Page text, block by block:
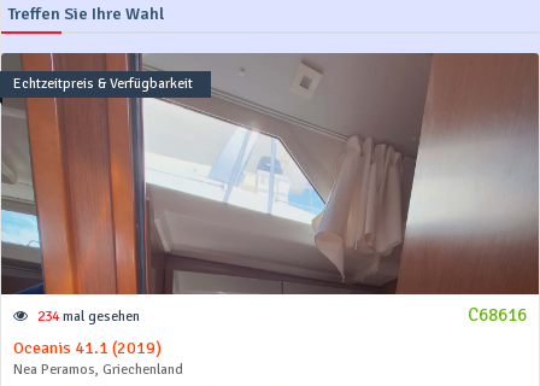
Treffen Sie Ihre Wahl
Echtzeitpreis & Verfügbarkeit
C68616
234mal gesehen
Oceanis 41.1 (2019)
Nea Peramos, Griechenland